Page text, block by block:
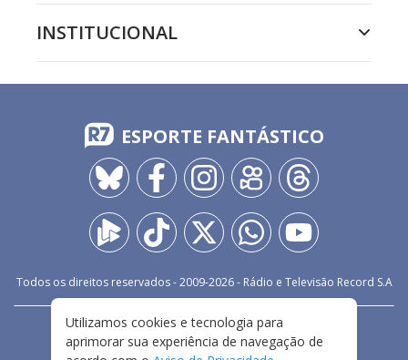
INSTITUCIONAL
ESPORTE FANTÁSTICO
Todos os direitos reservados - 2009-2026- Rádio e Televisão Record S.A
FALE CONOSCO
PRIVACIDADE
TERMOS E CONDIÇÕES DE USO
Utilizamos cookies e tecnologia para
aprimorar sua experiência de navegação de